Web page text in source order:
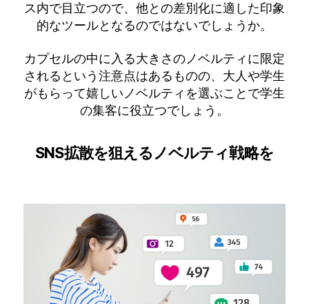
ス内で目立つので、他との差別化に適した印象
的なツールとなるのではないでしょうか。
カプセルの中に入る大きさのノベルティに限定
されるという注意点はあるものの、大人や学生
がもらって嬉しいノベルティを選ぶことで学生
の集客に役立つでしょう。
SNS拡散を狙えるノベルティ戦略を